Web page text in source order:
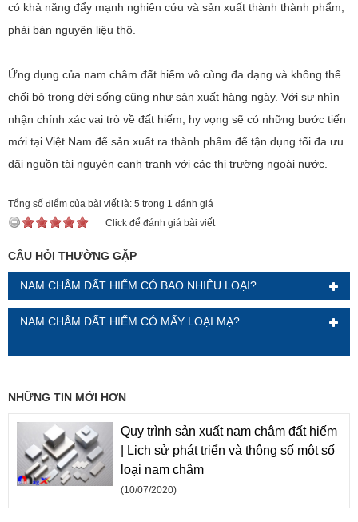
có khả năng đẩy mạnh nghiên cứu và sản xuất thành thành phẩm,
phải bán nguyên liệu thô.
Ứng dụng của nam châm đất hiếm vô cùng đa dạng và không thể
chối bỏ trong đời sống cũng như sản xuất hàng ngày. Với sự nhìn
nhận chính xác vai trò về đất hiếm, hy vọng sẽ có những bước tiến
mới tại Việt Nam để sản xuất ra thành phẩm để tận dụng tối đa ưu
đãi nguồn tài nguyên cạnh tranh với các thị trường ngoài nước.
Tổng số điểm của bài viết là: 5 trong 1 đánh giá
Click để đánh giá bài viết
CÂU HỎI THƯỜNG GẶP
NAM CHÂM ĐẤT HIẾM CÓ BAO NHIÊU LOẠI?
NAM CHÂM ĐẤT HIẾM CÓ MẤY LOẠI MẠ?
NHỮNG TIN MỚI HƠN
Quy trình sản xuất nam châm đất hiếm
| Lịch sử phát triển và thông số một số
loại nam châm
(10/07/2020)